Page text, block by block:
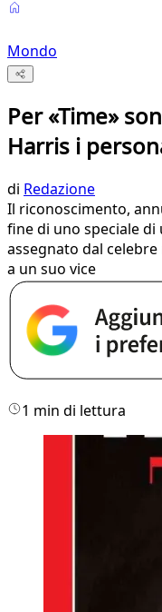
Mondo
Per «Time»
Harris i
di Redazione
Il riconoscimento,
fine di uno speciale di
assegnato dal
a un suo vice
1 min di lettura